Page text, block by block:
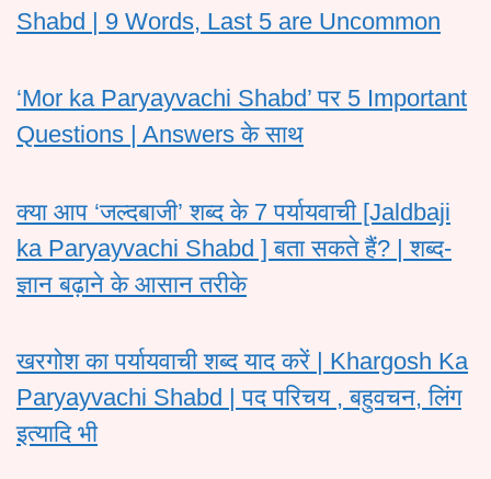
Shabd | 9 Words, Last 5 are Uncommon
‘Mor ka Paryayvachi Shabd’ पर 5 Important
Questions | Answers के साथ
क्या आप ‘जल्दबाजी’ शब्द के 7 पर्यायवाची [Jaldbaji
ka Paryayvachi Shabd ] बता सकते हैं? | शब्द-
ज्ञान बढ़ाने के आसान तरीके
खरगोश का पर्यायवाची शब्द याद करें | Khargosh Ka
Paryayvachi Shabd | पद परिचय , बहुवचन, लिंग
इत्यादि भी